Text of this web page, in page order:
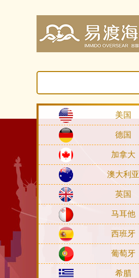
美国
德国
加拿大
澳大利亚
英国
马耳他
西班牙
葡萄牙
希腊